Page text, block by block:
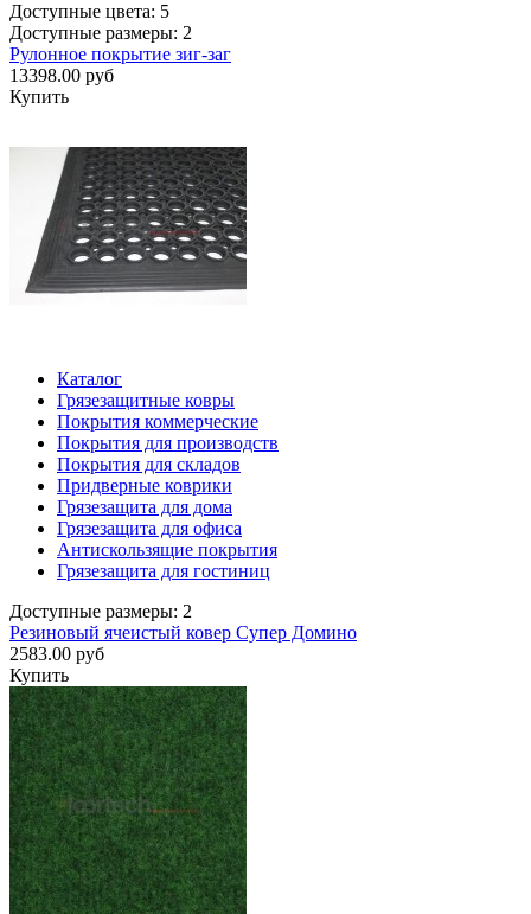
Доступные цвета: 5
Доступные размеры: 2
Рулонное покрытие зиг-заг
13398.00 руб
Купить
Каталог
Грязезащитные ковры
Покрытия коммерческие
Покрытия для производств
Покрытия для складов
Придверные коврики
Грязезащита для дома
Грязезащита для офиса
Антискользящие покрытия
Грязезащита для гостиниц
Доступные размеры: 2
Резиновый ячеистый ковер Супер Домино
2583.00 руб
Купить